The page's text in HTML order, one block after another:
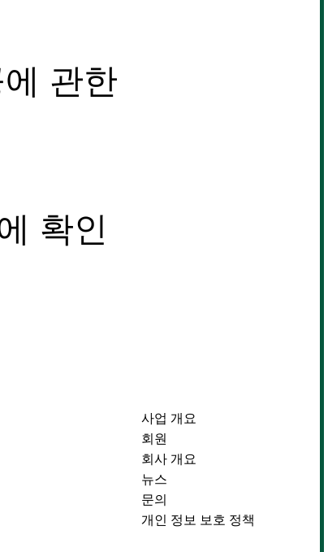
관한
확인
사업 개요
회원
회사 개요
뉴스
문의
개인 정보 보호 정책